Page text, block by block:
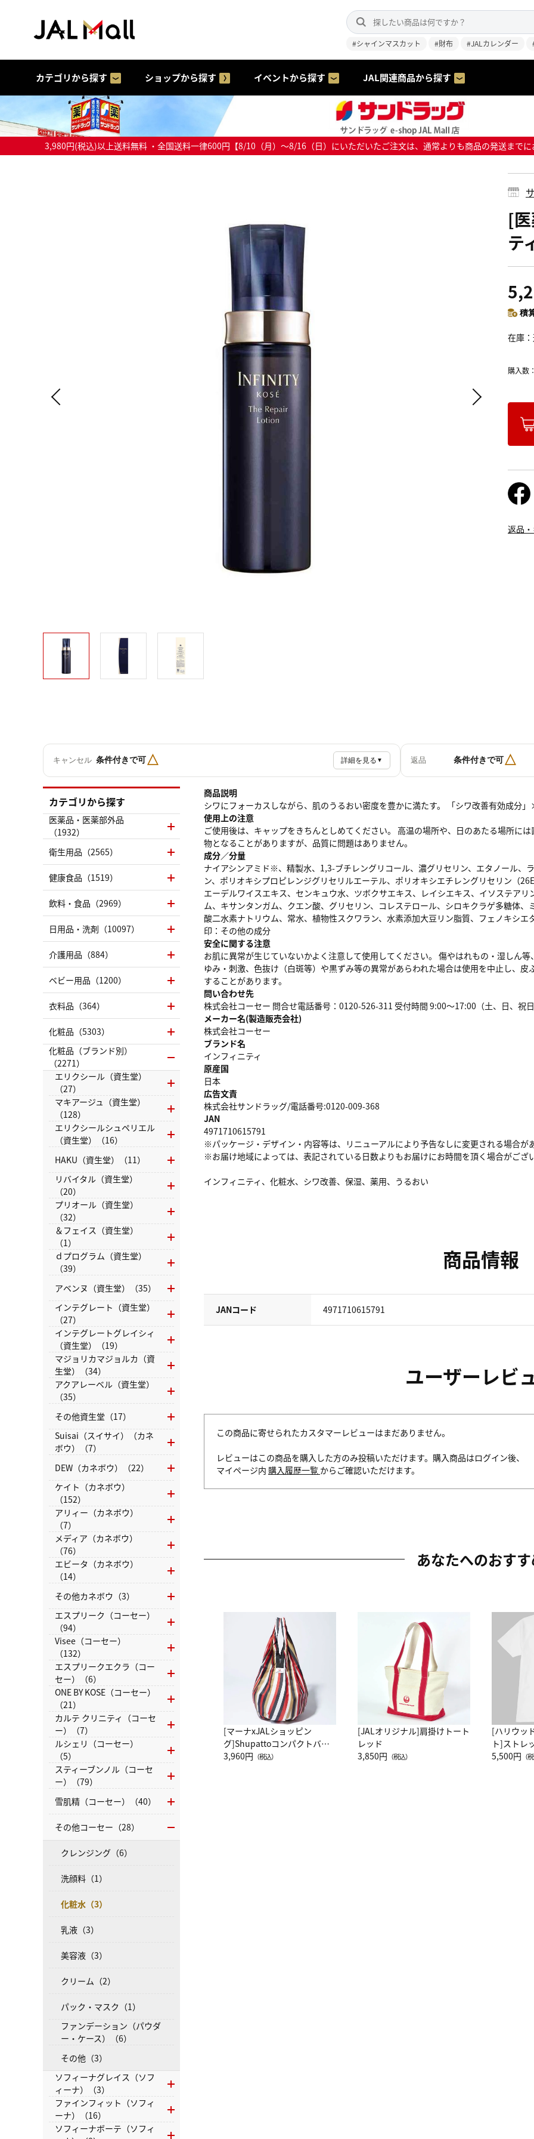
#シャインマスカット #財布 #JALカレンダー
カテゴリから探す ショップから探す イベントから探す JAL関連商品から探す
3,980円(税込)以上送料無料 ・全国送料一律600円【8/10（月）～8/16（日）にいただいたご注文は、通常よりも商品の発送まで
[
テ
積
在庫
購入数
返品
キャンセル 条件付きで可△ 詳細を見る ▼ 返品 条件付きで可△
商品説明
シワにフォーカスしながら、肌のうるおい密度を豊かに満たす。 「シワ改善有効成分
使用上の注意
ご使用後は、キャップをきちんとしめてください。 高温の場所や、日のあたる場所に
物となることがありますが、品質に問題はありません。
成分／分量
ナイアシンアミド※、精製水、1,3-ブチレングリコール、濃グリセリン、エタノール、
ン、ポリオキシプロピレンジグリセリルエーテル、ポリオキシエチレングリセリン（
エーデルワイスエキス、センキュウ水、ツボクサエキス、レイシエキス、イソステア
ム、キサンタンガム、クエン酸、グリセリン、コレステロール、シロキクラゲ多糖体
酸二水素ナトリウム、常水、植物性スクワラン、水素添加大豆リン脂質、フェノキシ
印：その他の成分
安全に関する注意
お肌に異常が生じていないかよく注意して使用してください。 傷やはれもの・湿しん
ゆみ・刺激、色抜け（白斑等）や黒ずみ等の異常があらわれた場合は使用を中止し、
することがあります。
問い合わせ先
株式会社コーセー 問合せ電話番号：0120-526-311 受付時間 9:00～17:00（土、日、祝
メーカー名(製造販売会社)
株式会社コーセー
ブランド名
インフィニティ
原産国
日本
広告文責
株式会社サンドラッグ/電話番号:0120-009-368
JAN
4971710615791
※パッケージ・デザイン・内容等は、リニューアルにより予告なしに変更される場合が
※お届け地域によっては、表記されている日数よりもお届けにお時間を頂く場合がござ
インフィニティ、化粧水、シワ改善、保湿、薬用、うるおい
商品情報
JANコード 4971710615791
ユーザーレビ
この商品に寄せられたカスタマーレビューはまだありません。
レビューはこの商品を購入した方のみ投稿いただけます。購入商品はログイン後、
マイページ内 購入履歴一覧 からご確認いただけます。
あなたへのおす
[マーナxJALショッピン
グ]Shupattoコンパクトバッ
グ Drop JAL客室乗務員
3,960円 （税込）
[JALオリジナル]肩掛けトート
レッド
3,850円 （税込）
[ハリウッ
ト]ストレ
ーネック
5,500円 （
カテゴリから探す
医薬品・医薬部外品
（1932）
衛生用品（2565）
健康食品（1519）
飲料・食品（2969）
日用品・洗剤（10097）
介護用品（884）
ベビー用品（1200）
衣料品（364）
化粧品（5303）
化粧品（ブランド別）
（2271）
エリクシール（資生堂）
（27）
マキアージュ（資生堂）
（128）
エリクシールシュペリエル
（資生堂）（16）
HAKU（資生堂）（11）
リバイタル（資生堂）
（20）
プリオール（資生堂）
（32）
＆フェイス（資生堂）
（1）
ｄプログラム（資生堂）
（39）
アベンヌ（資生堂）（35）
インテグレート（資生堂）
（27）
インテグレートグレイシィ
（資生堂）（19）
マジョリカマジョルカ（資
生堂）（34）
アクアレーベル（資生堂）
（35）
その他資生堂（17）
Suisai（スイサイ）（カネ
ボウ）（7）
DEW（カネボウ）（22）
ケイト（カネボウ）
（152）
アリィー（カネボウ）
（7）
メディア（カネボウ）
（76）
エビータ（カネボウ）
（14）
その他カネボウ（3）
エスプリーク（コーセー）
（94）
Visee（コーセー）
（132）
エスプリークエクラ（コー
セー）（6）
ONE BY KOSE（コーセー）
（21）
カルテ クリニティ（コーセ
ー）（7）
ルシェリ（コーセー）
（5）
スティーブンノル（コーセ
ー）（79）
雪肌精（コーセー）（40）
その他コーセー（28）
クレンジング（6）
洗顔料（1）
化粧水（3）
乳液（3）
美容液（3）
クリーム（2）
パック・マスク（1）
ファンデーション（パウダ
ー・ケース）（6）
その他（3）
ソフィーナグレイス（ソフ
ィーナ）（3）
ファインフィット（ソフィ
ーナ）（16）
ソフィーナボーテ（ソフィ